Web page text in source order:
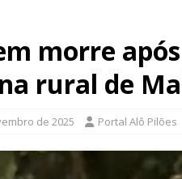
morre
rural de
de 2025 Portal Alô Pilões